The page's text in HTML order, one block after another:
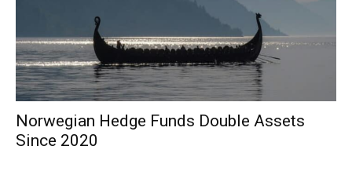
Norwegian Hedge Funds Double Assets
Since 2020